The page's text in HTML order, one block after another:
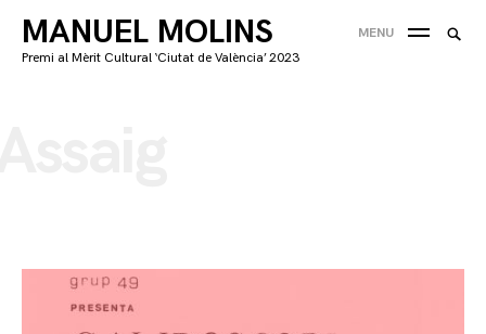
Skip
toMANUEL MOLINS
Premi al Mèrit Cultural ‘Ciutat de València’ 2023
MENU